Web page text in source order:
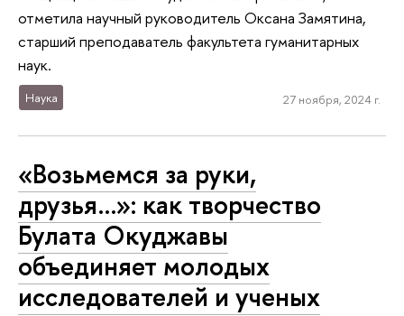
отметила научный руководитель Оксана Замятина,
старший преподаватель факультета гуманитарных
наук.
Наука 27 ноября, 2024 г.
«Возьмемся за руки,
друзья…»: как творчество
Булата Окуджавы
объединяет молодых
исследователей и ученых